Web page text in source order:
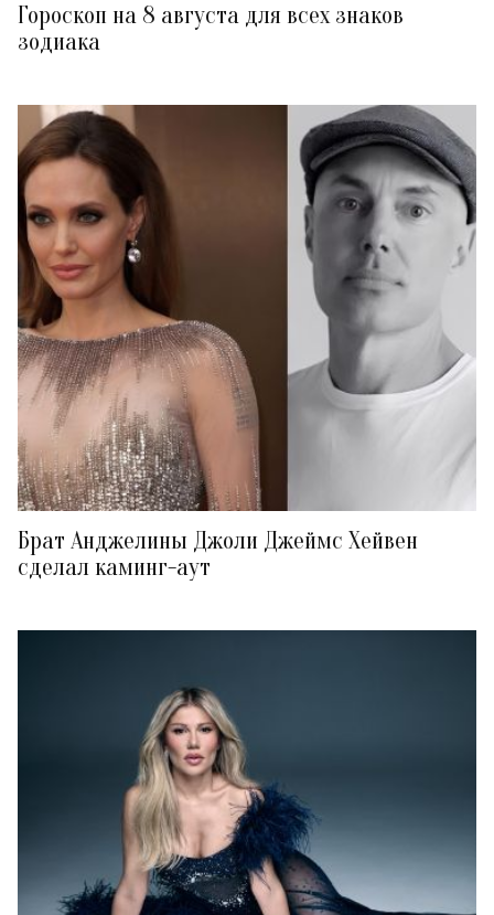
Гороскоп на 8 августа для всех знаков
зодиака
Брат Анджелины Джоли Джеймс Хейвен
сделал каминг-аут